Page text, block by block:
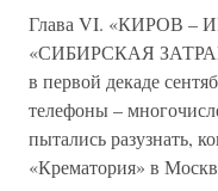
Глава VI. «КИРОВ –
«СИБИРСКАЯ
в первой декаде
телефоны –
пытались разузнать,
«Крематория» в